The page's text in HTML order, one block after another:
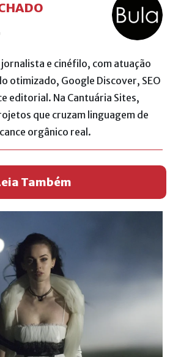
e cinéfilo, com atuação
otimizado, Google Discover, SEO
editorial. Na Cantuária Sites,
que cruzam linguagem de
orgânico real.
Também